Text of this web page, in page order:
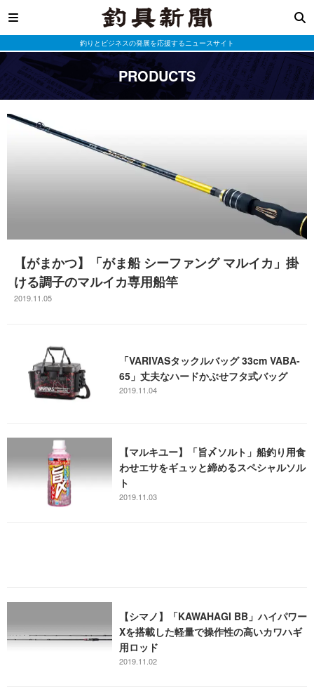
釣りとビジネスの発展を応援するニュースサイト
PRODUCTS
【がまかつ】「がま船 シーファング マルイカ」掛
ける調子のマルイカ専用船竿
2019.11.05
「VARIVASタックルバッグ 33cm VABA-
65」丈夫なハードかぶせフタ式バッグ
2019.11.04
【マルキユー】「旨〆ソルト」船釣り用食
わせエサをギュッと締めるスペシャルソル
ト
2019.11.03
【シマノ】「KAWAHAGI BB」ハイパワー
Xを搭載した軽量で操作性の高いカワハギ
用ロッド
2019.11.02